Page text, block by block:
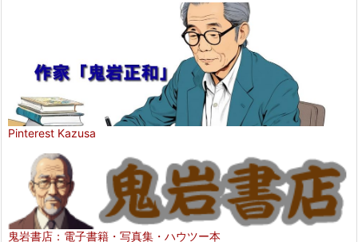
Pinterest Kazusa
鬼岩書店：電子書籍・写真集・ハウツー本